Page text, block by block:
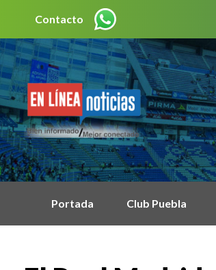
Contacto
Portada Club Puebla